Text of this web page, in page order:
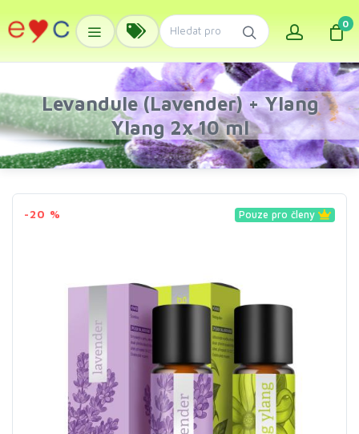
0
Levandule (Lavender) + Ylang
Ylang 2x 10 ml
-20 % Pouze pro členy